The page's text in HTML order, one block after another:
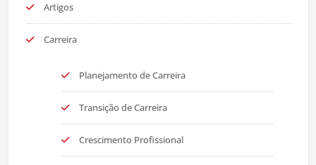
Artigos
Carreira
Planejamento de Carreira
Transição de Carreira
Crescimento Profissional